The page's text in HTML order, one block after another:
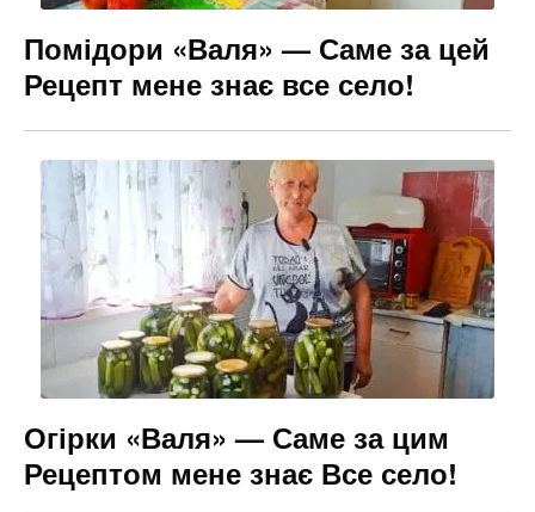
Помідори «Валя» — Саме за цей
Рецепт мене знає все село!
Огірки «Валя» — Саме за цим
Рецептом мене знає Все село!